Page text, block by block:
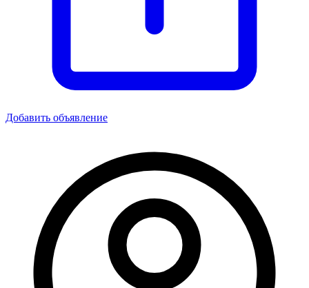
Добавить объявление